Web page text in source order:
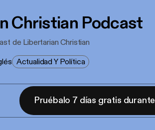
Christian Podcast
de Libertarian Christian
Actualidad Y Política
Pruébalo 7 días gratis durante